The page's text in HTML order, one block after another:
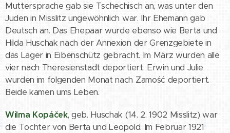
Muttersprache gab sie Tschechisch an, was unter den
Juden in Misslitz ungewöhnlich war. Ihr Ehemann gab
Deutsch an. Das Ehepaar wurde ebenso wie Berta und
Hilda Huschak nach der Annexion der Grenzgebiete in
das Lager in Eibenschütz gebracht. Im März wurden alle
vier nach Theresienstadt deportiert. Erwin und Julie
wurden im folgenden Monat nach Zamość deportiert.
Beide kamen ums Leben.
Wilma Kopáček, geb. Huschak (14. 2. 1902 Misslitz) war
die Tochter von Berta und Leopold. Im Februar 1921